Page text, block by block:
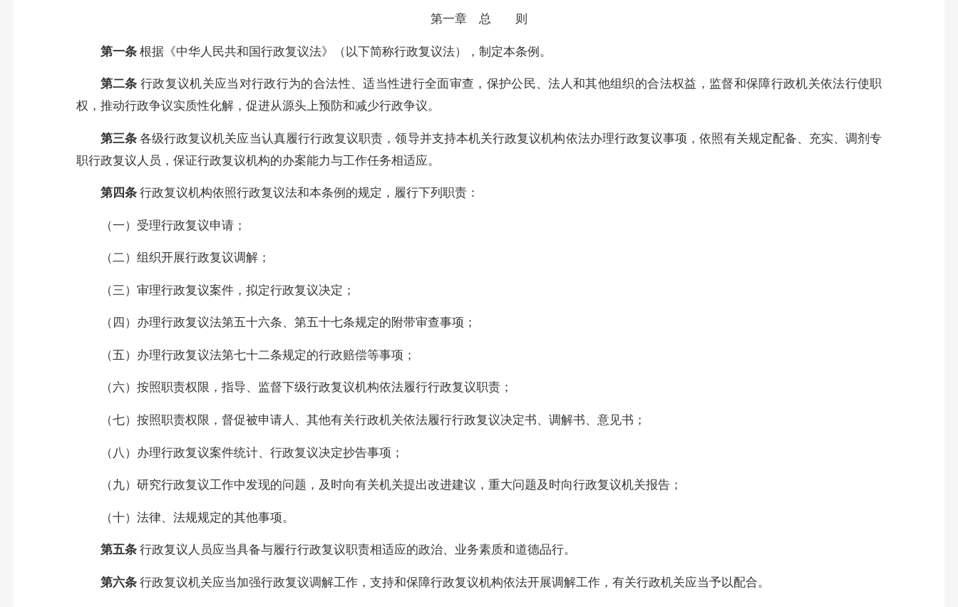
第一章 总 则
第一条 根据《中华人民共和国行政复议法》（以下简称行政复议法），制定本条例。
第二条 行政复议机关应当对行政行为的合法性、适当性进行全面审查，保护公民、法人和其他组织的合法权益，监督和保障行政机关依法行使职
权，推动行政争议实质性化解，促进从源头上预防和减少行政争议。
第三条 各级行政复议机关应当认真履行行政复议职责，领导并支持本机关行政复议机构依法办理行政复议事项，依照有关规定配备、充实、调剂专
职行政复议人员，保证行政复议机构的办案能力与工作任务相适应。
第四条 行政复议机构依照行政复议法和本条例的规定，履行下列职责：
（一）受理行政复议申请；
（二）组织开展行政复议调解；
（三）审理行政复议案件，拟定行政复议决定；
（四）办理行政复议法第五十六条、第五十七条规定的附带审查事项；
（五）办理行政复议法第七十二条规定的行政赔偿等事项；
（六）按照职责权限，指导、监督下级行政复议机构依法履行行政复议职责；
（七）按照职责权限，督促被申请人、其他有关行政机关依法履行行政复议决定书、调解书、意见书；
（八）办理行政复议案件统计、行政复议决定抄告事项；
（九）研究行政复议工作中发现的问题，及时向有关机关提出改进建议，重大问题及时向行政复议机关报告；
（十）法律、法规规定的其他事项。
第五条 行政复议人员应当具备与履行行政复议职责相适应的政治、业务素质和道德品行。
第六条 行政复议机关应当加强行政复议调解工作，支持和保障行政复议机构依法开展调解工作，有关行政机关应当予以配合。